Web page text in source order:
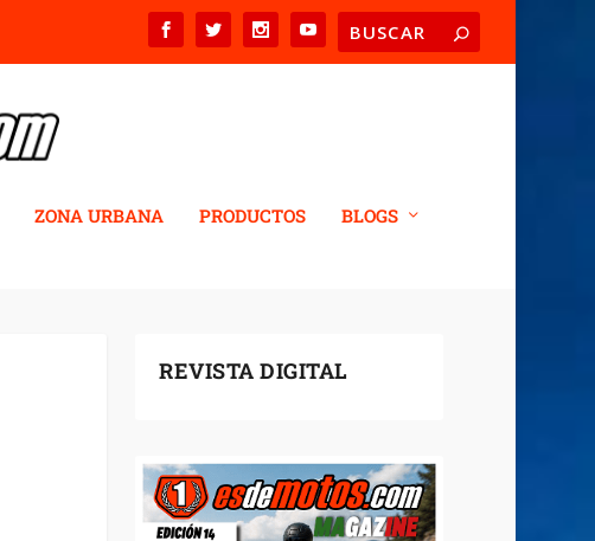
ZONA URBANA PRODUCTOS BLOGS
REVISTA DIGITAL